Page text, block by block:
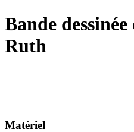
Bande dessinée
Ruth
Matériel